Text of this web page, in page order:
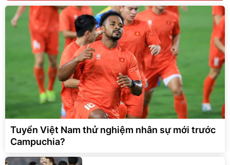
Tuyển Việt Nam thử nghiệm nhân sự mới trước
Campuchia?